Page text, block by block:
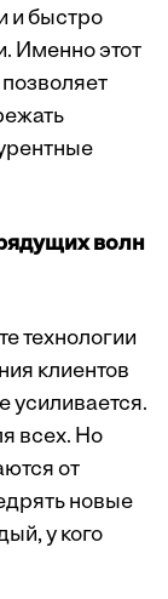
и быстро
Именно этот
волн
технологии
клиентов
усиливается.
всех. Но
от
новые
у кого